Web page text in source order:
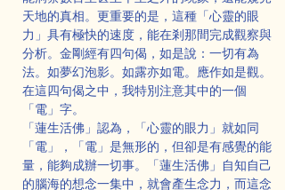
天地的真相。更重要的是，這種「心靈的眼
力」具有極快的速度，能在剎那間完成觀察與
分析。金剛經有四句偈，如是說：一切有為
法。如夢幻泡影。如露亦如電。應作如是觀。
在這四句偈之中，我特別注意其中的一個
「電」字。
「蓮生活佛」認為，「心靈的眼力」就如同
「電」，「電」是無形的，但卻是有感覺的能
量，能夠成辦一切事。「蓮生活佛」自知自己
的腦海的想念一集中，就會產生念力，而這念